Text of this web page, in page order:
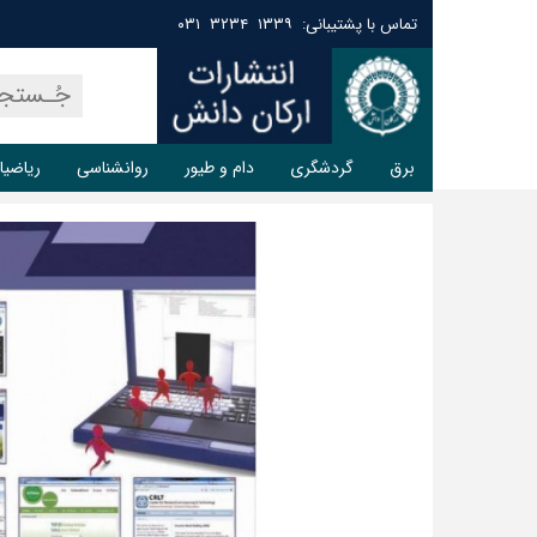
برق گردشگری دام و طیور روانشناسی
تماس با پشتیبانی: ۱۳۳۹ ۳۲۳۴ ۰۳۱